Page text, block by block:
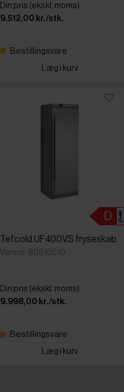
Din pris (ekskl. moms)
9.512,00 kr./stk.
Bestillingsvare
Læg i kurv
Tefcold UF400VS fryseskab
Varenr: 80810510
Din pris (ekskl. moms)
9.998,00 kr./stk.
Bestillingsvare
Læg i kurv